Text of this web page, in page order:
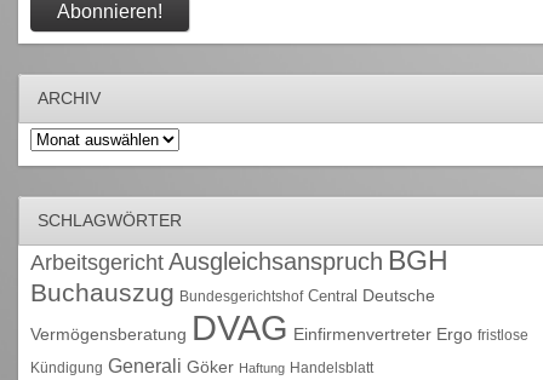
ARCHIV
Archiv
SCHLAGWÖRTER
Arbeitsgericht Ausgleichsanspruch BGH
Buchauszug Bundesgerichtshof Central Deutsche
Vermögensberatung DVAG Einfirmenvertreter Ergo fristlose
Kündigung Generali Göker Haftung Handelsblatt